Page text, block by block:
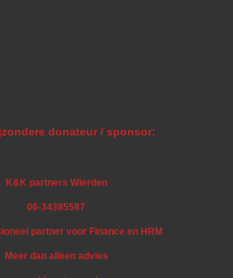
donateur / sponsor:
K&K partners Wierden
06-34385587
partner voor Finance en HRM
Meer dan alleen advies